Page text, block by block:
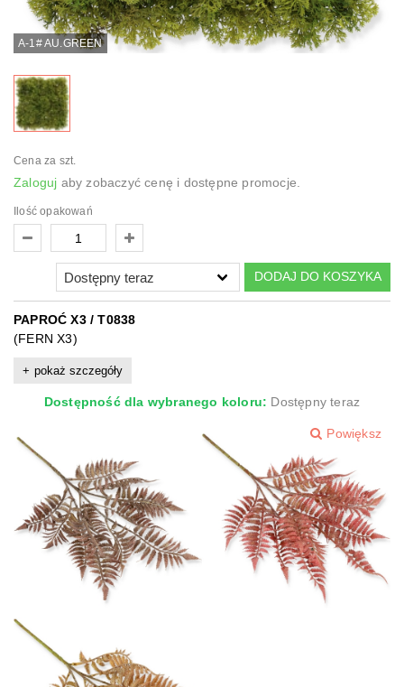
A-1# AU.GREEN
Cena za szt.
Zaloguj aby zobaczyć cenę i dostępne promocje.
Ilość opakowań
DODAJ DO KOSZYKA
PAPROĆ X3 / T0838
(FERN X3)
pokaż szczegóły
Dostępność dla wybranego koloru: Dostępny teraz
Powiększ